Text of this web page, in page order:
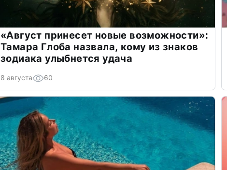
«Август принесет новые возможности»:
Тамара Глоба назвала, кому из знаков
зодиака улыбнется удача
8 августа 60